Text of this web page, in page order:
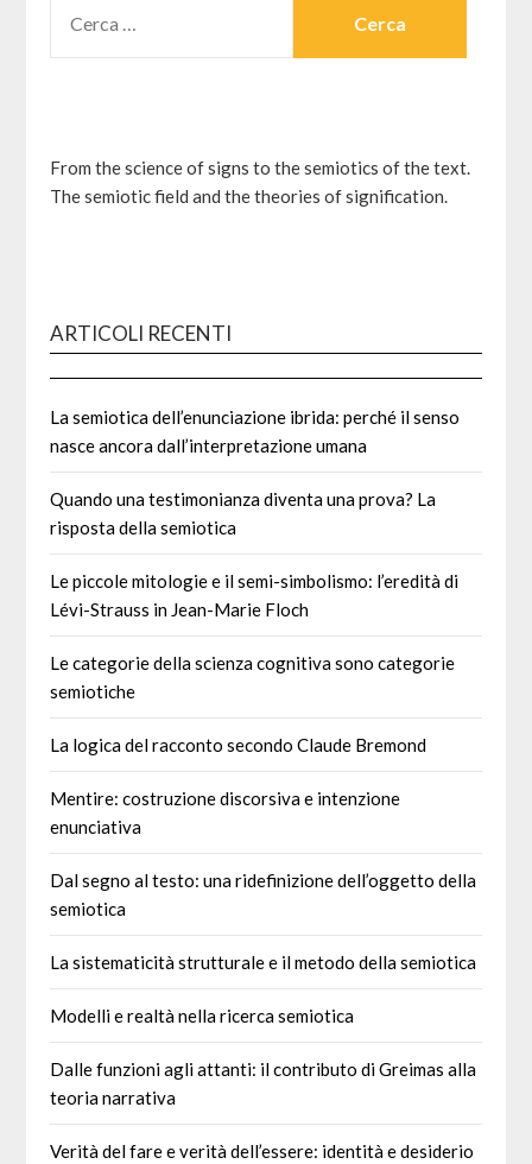
PER:
From the science of signs to the semiotics of the text.
The semiotic field and the theories of signification.
ARTICOLI RECENTI
La semiotica dell’enunciazione ibrida: perché il senso
nasce ancora dall’interpretazione umana
Quando una testimonianza diventa una prova? La
risposta della semiotica
Le piccole mitologie e il semi-simbolismo: l’eredità di
Lévi-Strauss in Jean-Marie Floch
Le categorie della scienza cognitiva sono categorie
semiotiche
La logica del racconto secondo Claude Bremond
Mentire: costruzione discorsiva e intenzione
enunciativa
Dal segno al testo: una ridefinizione dell’oggetto della
semiotica
La sistematicità strutturale e il metodo della semiotica
Modelli e realtà nella ricerca semiotica
Dalle funzioni agli attanti: il contributo di Greimas alla
teoria narrativa
Verità del fare e verità dell’essere: identità e desiderio